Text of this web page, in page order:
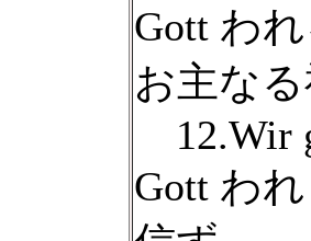
Gott わ
お主な
12.Wir
Gott わ